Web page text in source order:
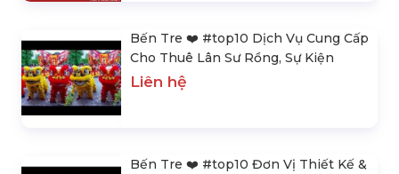
Bến Tre ❤️️ #top10 Dịch Vụ Cung Cấp
Cho Thuê Lân Sư Rồng, Sự Kiện
Liên hệ
Bến Tre ❤️️ #top10 Đơn Vị Thiết Kế &